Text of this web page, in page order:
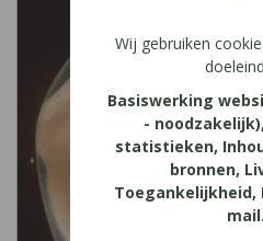
Wij gebruiken
Basiswerking
-
statistieken,
bronnen,
Toegankelijkheid,
mail.